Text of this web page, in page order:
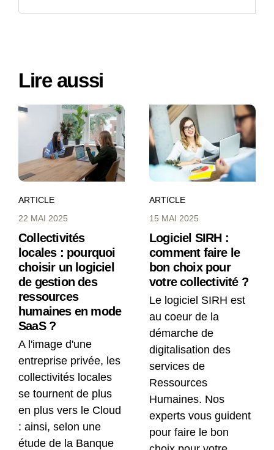
Lire aussi
ARTICLE
22 MAI 2025
Collectivités
locales : pourquoi
choisir un logiciel
de gestion des
ressources
humaines en mode
SaaS ?
A l'image d'une
entreprise privée, les
collectivités locales
se tournent de plus
en plus vers le Cloud
: ainsi, selon une
étude de la Banque
ARTICLE
15 MAI 2025
Logiciel SIRH :
comment faire le
bon choix pour
votre collectivité ?
Le logiciel SIRH est
au coeur de la
démarche de
digitalisation des
services de
Ressources
Humaines. Nos
experts vous guident
pour faire le bon